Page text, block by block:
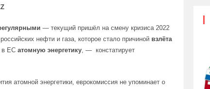
— текущий пришёл на смену кризиса 2022
нефти и газа, которое стало причиной взлёта
в ЕСатомную энергетику, — констатирует
атомной энергетики, еврокомиссия не упоминает о